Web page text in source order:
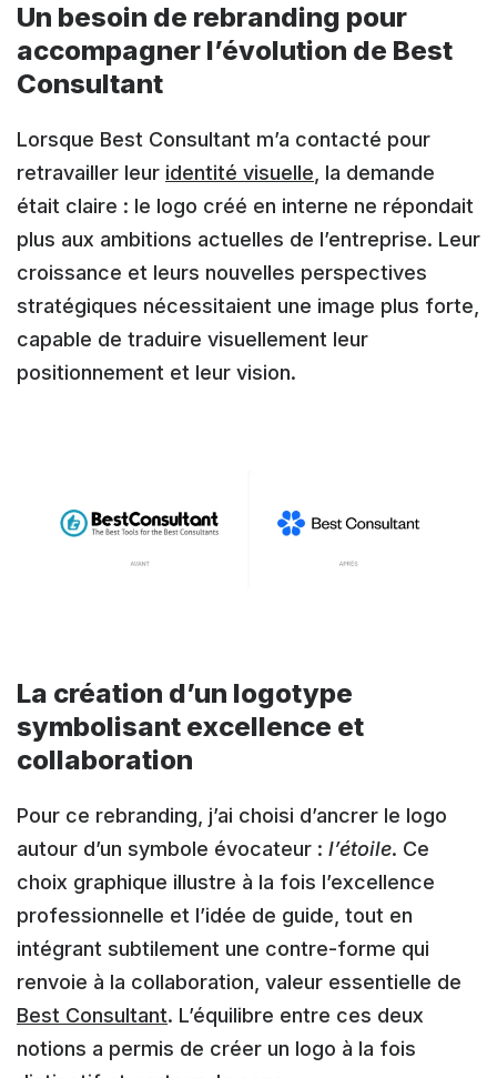
Un besoin de rebranding pour
accompagner l’évolution de Best
Consultant
Lorsque Best Consultant m’a contacté pour
retravailler leur identité visuelle , la demande
était claire : le logo créé en interne ne répondait
plus aux ambitions actuelles de l’entreprise. Leur
croissance et leurs nouvelles perspectives
stratégiques nécessitaient une image plus forte,
capable de traduire visuellement leur
positionnement et leur vision.
La création d’un logotype
symbolisant excellence et
collaboration
Pour ce rebranding, j’ai choisi d’ancrer le logo
autour d’un symbole évocateur : l’étoile. Ce
choix graphique illustre à la fois l’excellence
professionnelle et l’idée de guide, tout en
intégrant subtilement une contre-forme qui
renvoie à la collaboration, valeur essentielle de
Best Consultant. L’équilibre entre ces deux
notions a permis de créer un logo à la fois